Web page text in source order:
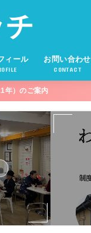
ィール お問い合わせ
CONTACT
年）のご案内